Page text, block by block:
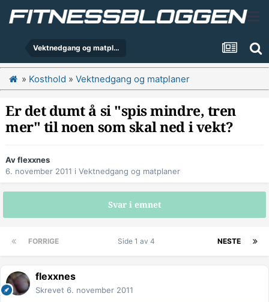
Vektnedgang og matplaner
» Kosthold » Vektnedgang og matplaner
Er det dumt å si "spis mindre, tren
mer" til noen som skal ned i vekt?
Avflexxnes
6. november 2011 i Vektnedgang og matplaner
Svar i emnet
FORRIGE NESTE
Side 1 av 4
flexxnes
Skrevet 6. november 2011